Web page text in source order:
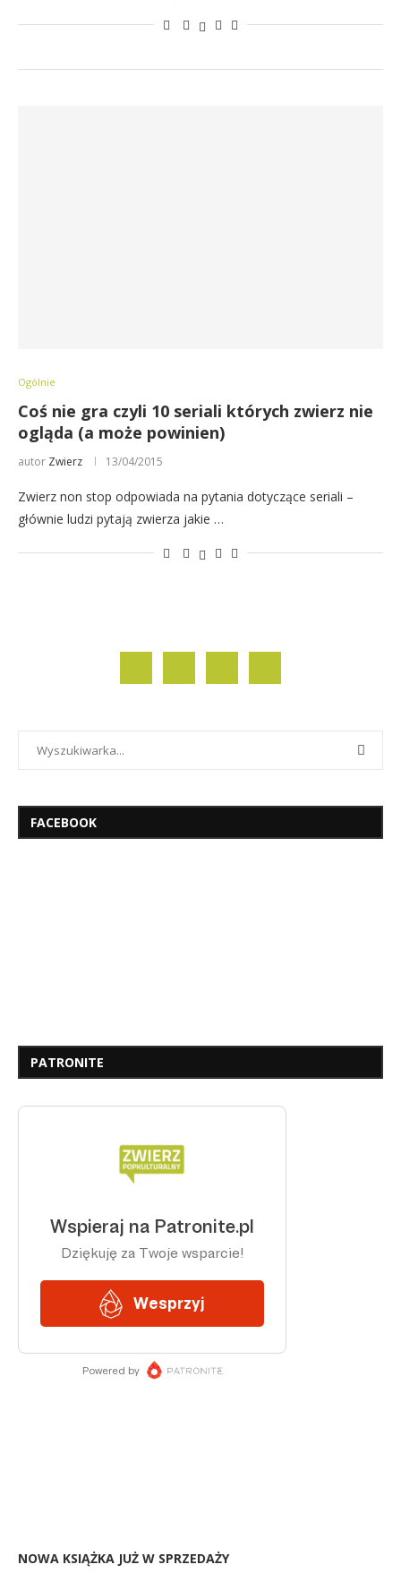
Ogólnie
Coś nie gra czyli 10 seriali których zwierz nie
ogląda (a może powinien)
autor Zwierz 13/04/2015
Zwierz non stop odpowiada na pytania dotyczące seriali –
głównie ludzi pytają zwierza jakie …
FACEBOOK
PATRONITE
NOWA KSIĄŻKA JUŻ W SPRZEDAŻY